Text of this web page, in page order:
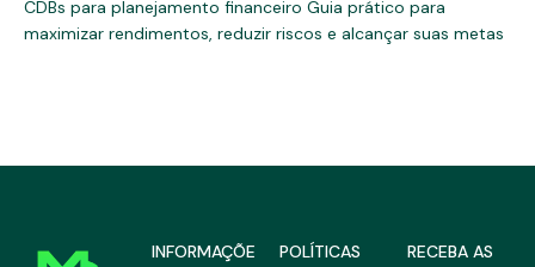
CDBs para planejamento financeiro Guia prático para
maximizar rendimentos, reduzir riscos e alcançar suas metas
INFORMAÇÕE
POLÍTICAS
RECEBA AS